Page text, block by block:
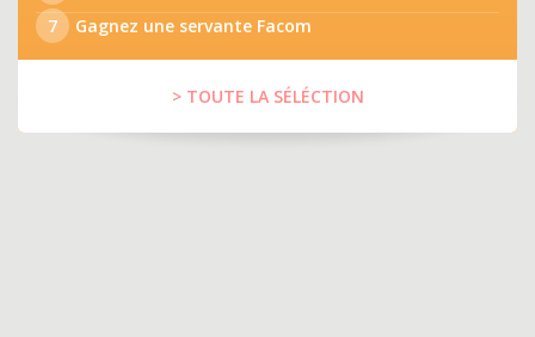
7
Gagnez une servante Facom
> TOUTE LA SÉLÉCTION